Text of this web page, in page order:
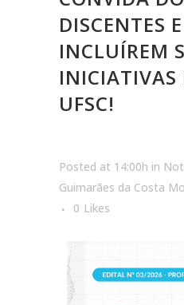
DISCENTES
INCLUÍREM
UFSC!
Posted at 14:00h in
Guimarães da Costa
0 Likes